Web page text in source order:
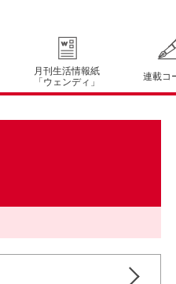
月刊生活情報紙
「ウェンディ」
連載コ